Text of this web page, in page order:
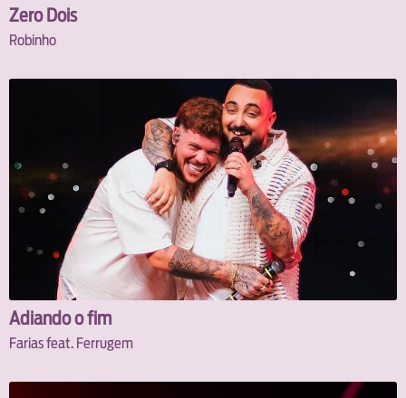
Zero Dois
Robinho
Adiando o fim
Farias feat. Ferrugem